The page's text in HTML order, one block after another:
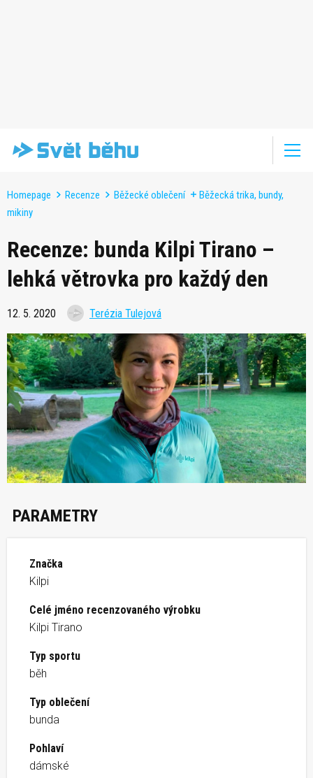
Homepage Recenze Běžecké oblečení
Běžecká trika, bundy,
mikiny
Recenze: bunda Kilpi Tirano –
lehká větrovka pro každý den
12. 5. 2020 Terézia Tulejová
PARAMETRY
Značka
Kilpi
Celé jméno recenzovaného výrobku
Kilpi Tirano
Typ sportu
běh
Typ oblečení
bunda
Pohlaví
dámské